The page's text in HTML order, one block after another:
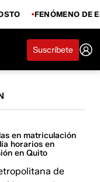
FENÓMENO DE
Suscríbete
en matriculación
horarios en
en Quito
de